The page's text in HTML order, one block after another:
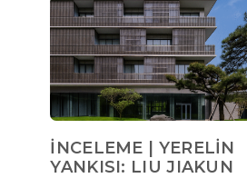
İNCELEME | YERELİN
YANKISI: LIU JIAKUN